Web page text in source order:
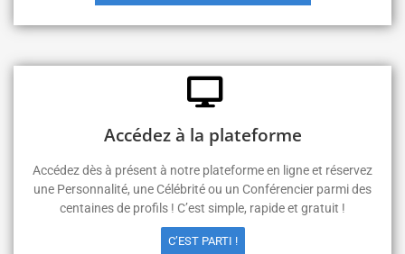
Accédez à la plateforme
Accédez dès à présent à notre plateforme en ligne et réservez
une Personnalité, une Célébrité ou un Conférencier parmi des
centaines de profils ! C’est simple, rapide et gratuit !
C’EST PARTI !